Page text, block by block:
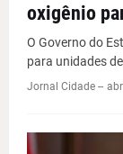
oxigênio
O Governo do
para unidades
Jornal Cidade --